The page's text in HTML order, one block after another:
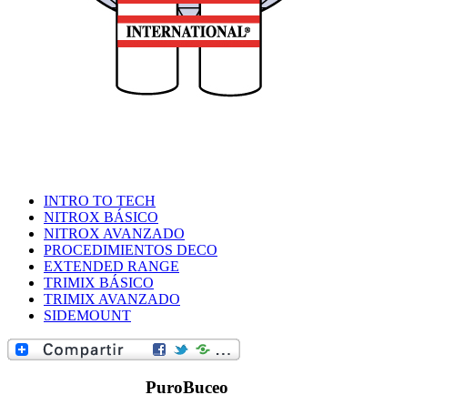
QUIENES
INTRO TO TECH
NITROX BÁSICO
NITROX AVANZADO
PROCEDIMIENTOS DECO
EXTENDED RANGE
TRIMIX BÁSICO
TRIMIX AVANZADO
SIDEMOUNT
PuroBuceo